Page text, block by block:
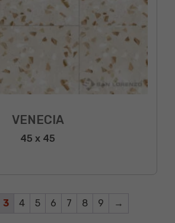
VENECIA
45 x 45
3 4 5 6 7 8 9 →